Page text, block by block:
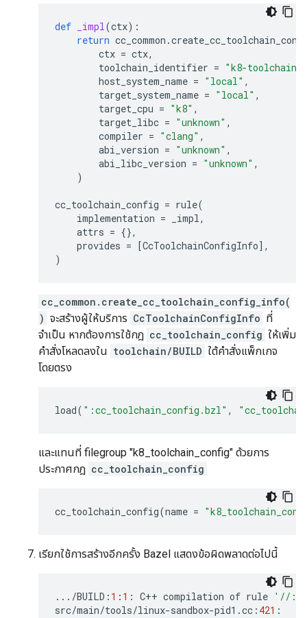
def _impl(ctx):
return cc_common .
ctx = ctx,
toolchain_identifier = "k8-toolchain"
host_system_name = "local" ,
target_system_name = "local" ,
target_cpu = "k8" ,
target_libc = "unknown" ,
compiler = "clang" ,
abi_version = "unknown" ,
abi_libc_version = "unknown" ,
)
cc_toolchain_config = rule(
implementation = _impl,
attrs = {},
provides = [CcToolchainConfigInfo],
)
cc_common.create_cc_toolchain_config_info(
) จะสร้างผู้ให้บริการ CcToolchainConfigInfo ที่
จำเป็น หากต้องการใช้กฎ cc_toolchain_config ให้เพิ่ม
คำสั่งโหลดลงใน toolchain/BUILD ใต้คำสั่งแพ็กเกจ
โดยตรง
load( ":cc_toolchain_config.bzl" ,
และแทนที่ filegroup "k8_toolchain_config" ด้วยการ
ประกาศกฎ cc_toolchain_config
cc_toolchain_config(name =
เรียกใช้การสร้างอีกครั้ง Bazel แสดงข้อผิดพลาดต่อไปนี้
.../BUILD : 1 : 1 : C++ compilation of rule '//
src/main/tools/linux-sandbox-pid1 .cc : 421 :